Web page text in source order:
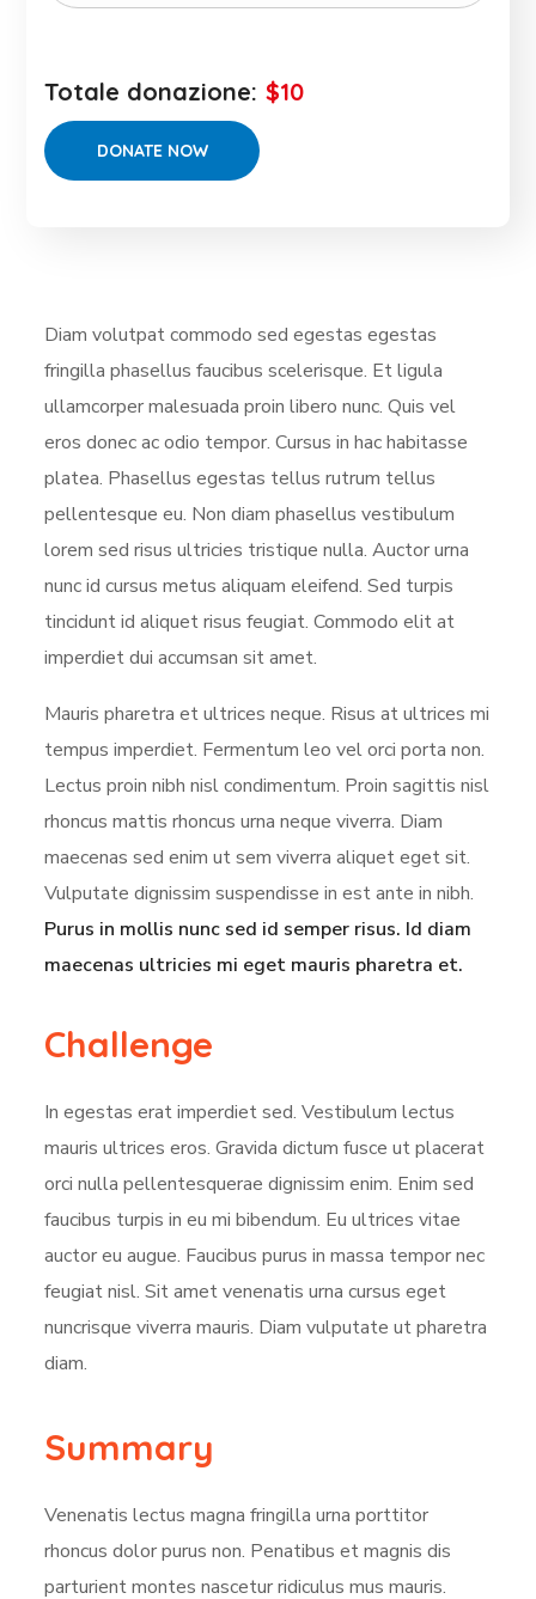
Totale donazione: $10
Diam volutpat commodo sed egestas egestas
fringilla phasellus faucibus scelerisque. Et ligula
ullamcorper malesuada proin libero nunc. Quis vel
eros donec ac odio tempor. Cursus in hac habitasse
platea. Phasellus egestas tellus rutrum tellus
pellentesque eu. Non diam phasellus vestibulum
lorem sed risus ultricies tristique nulla. Auctor urna
nunc id cursus metus aliquam eleifend. Sed turpis
tincidunt id aliquet risus feugiat. Commodo elit at
imperdiet dui accumsan sit amet.
Mauris pharetra et ultrices neque. Risus at ultrices mi
tempus imperdiet. Fermentum leo vel orci porta non.
Lectus proin nibh nisl condimentum. Proin sagittis nisl
rhoncus mattis rhoncus urna neque viverra. Diam
maecenas sed enim ut sem viverra aliquet eget sit.
Vulputate dignissim suspendisse in est ante in nibh.
Purus in mollis nunc sed id semper risus. Id diam
maecenas ultricies mi eget mauris pharetra et.
Challenge
In egestas erat imperdiet sed. Vestibulum lectus
mauris ultrices eros. Gravida dictum fusce ut placerat
orci nulla pellentesquerae dignissim enim. Enim sed
faucibus turpis in eu mi bibendum. Eu ultrices vitae
auctor eu augue. Faucibus purus in massa tempor nec
feugiat nisl. Sit amet venenatis urna cursus eget
nuncrisque viverra mauris. Diam vulputate ut pharetra
diam.
Summary
Venenatis lectus magna fringilla urna porttitor
rhoncus dolor purus non. Penatibus et magnis dis
parturient montes nascetur ridiculus mus mauris.